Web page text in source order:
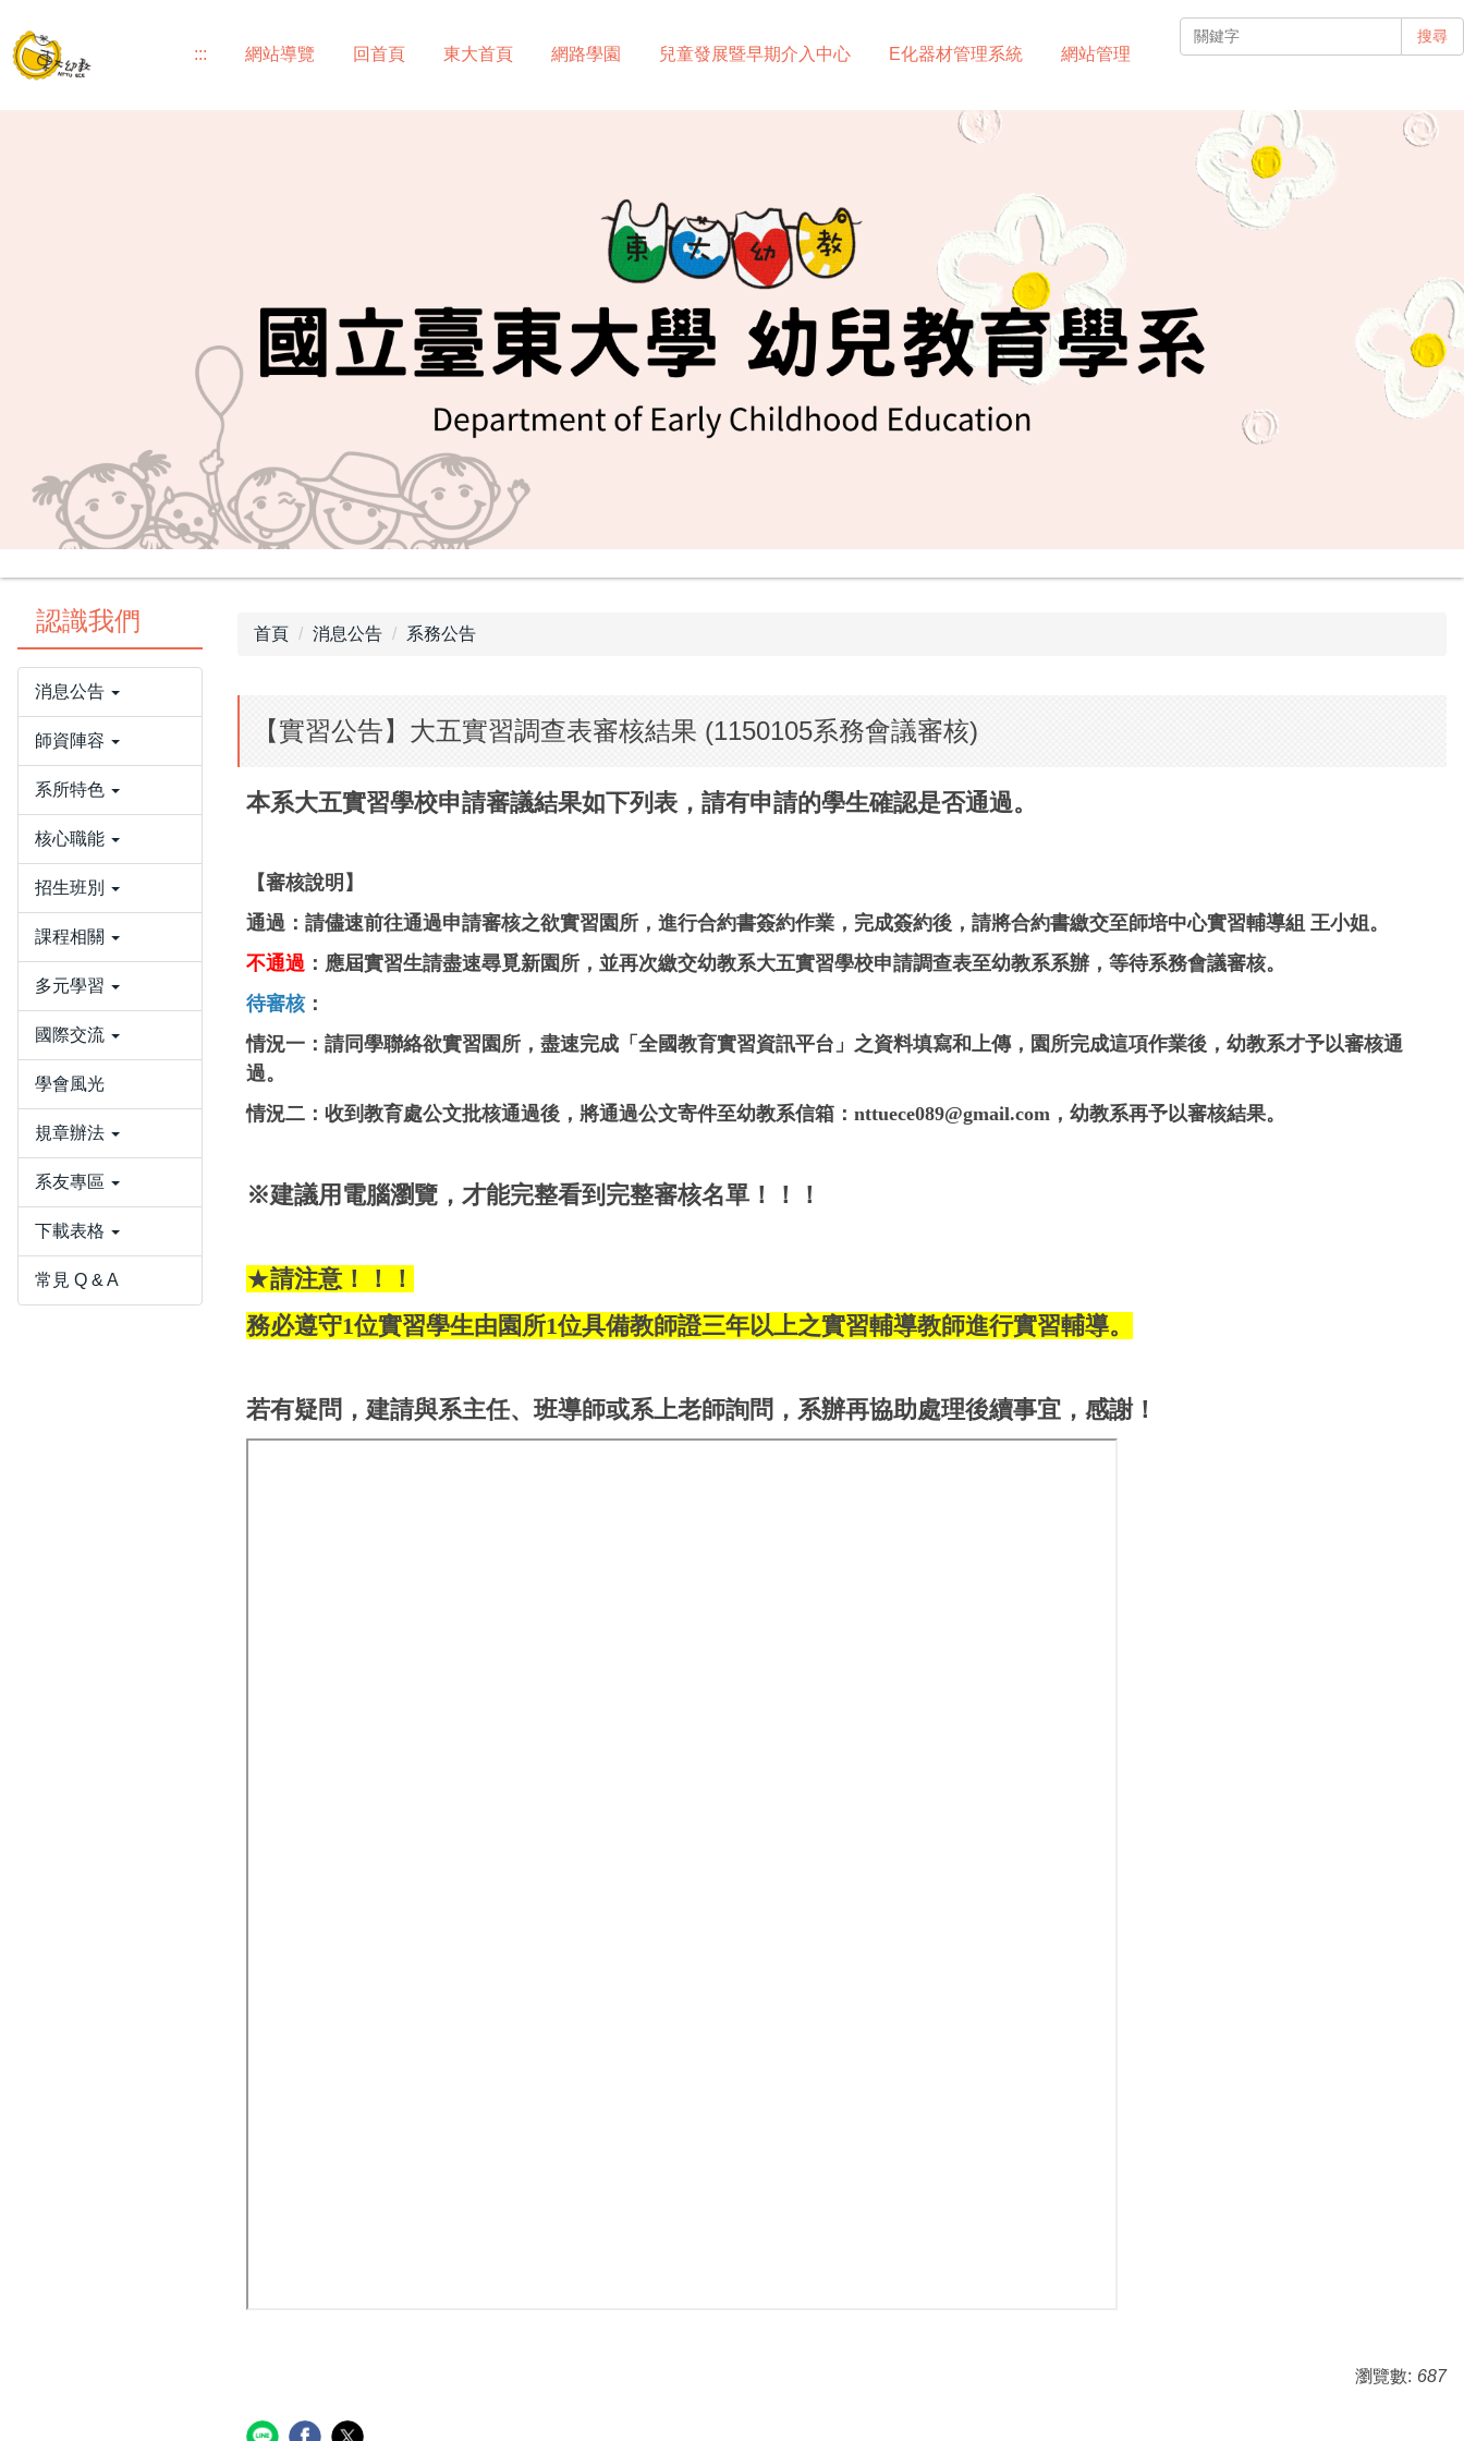
到
主
搜尋
::: 網站導覽 回首頁 東大首頁 網路學園 兒童發展暨早期介入中心 E化器材管理系統 網站管理
認識我們
消息公告
師資陣容
系所特色
核心職能
招生班別
課程相關
多元學習
國際交流
學會風光
規章辦法
系友專區
下載表格
常見 Q & A
首頁 消息公告 系務公告
【實習公告】大五實習調查表審核結果 (1150105系務會議審核)
本系大五實習學校申請審議結果如下列表，請有申請的學生確認是否通過。
【審核說明】
通過：請儘速前往通過申請審核之欲實習園所，進行合約書簽約作業，完成簽約後，請將合約書繳交至師培中心實習輔導組 王小姐。
不通過：應屆實習生請盡速尋覓新園所，並再次繳交幼教系大五實習學校申請調查表至幼教系系辦，等待系務會議審核。
待審核：
情況一：請同學聯絡欲實習園所，盡速完成「全國教育實習資訊平台」之資料填寫和上傳，園所完成這項作業後，幼教系才予以審核通
過。
情況二：收到教育處公文批核通過後，將通過公文寄件至幼教系信箱： nttuece089@gmail.com，幼教系再予以審核結果。
※建議用電腦瀏覽，才能完整看到完整審核名單！！！
★請注意！！！
務必遵守1位實習學生由園所1位具備教師證三年以上之實習輔導教師進行實習輔導。
若有疑問，建請與系主任、班導師或系上老師詢問，系辦再協助處理後續事宜，感謝！
瀏覽數: 687